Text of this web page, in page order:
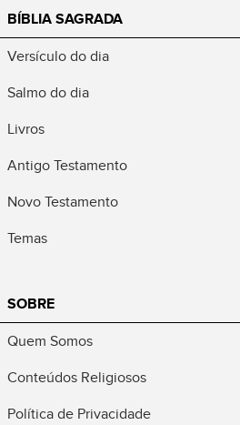
BÍBLIA SAGRADA
Versículo do dia
Salmo do dia
Livros
Antigo Testamento
Novo Testamento
Temas
SOBRE
Quem Somos
Conteúdos Religiosos
Política de Privacidade